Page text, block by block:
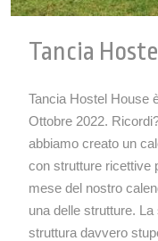
Tancia
Tancia Hostel House
Ottobre 2022.
abbiamo creato un
con strutture ricettive
mese del nostro
una delle strutture.
struttura davvero